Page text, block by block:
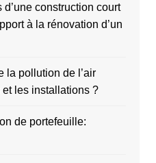
construction court
à la rénovation d’un
la pollution de l’air
les installations ?
de portefeuille: